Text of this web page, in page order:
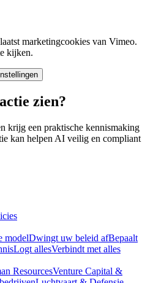
marketingcookies van Vimeo.
kijken.
zien?
krijg een praktische kennismaking
kan helpen AI veilig en compliant
modelDwingt uw beleid afBepaalt
Logt allesVerbindt met alles
ResourcesVenture Capital &